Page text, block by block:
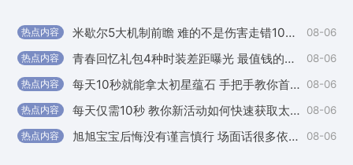
热点内容 米歇尔5大机制前瞻 难的不是伤害走错10秒直接团灭 08-06
热点内容 青春回忆礼包4种时装差距曝光 最值钱的竟不是天空套 08-06
热点内容 每天10秒就能拿太初星蕴石 手把手教你首周如何玩谋略战 08-06
热点内容 每天仅需10秒 教你新活动如何快速获取太初星蕴石自选 08-06
热点内容 旭旭宝宝后悔没有谨言慎行 场面话很多依旧选择做自己 08-06